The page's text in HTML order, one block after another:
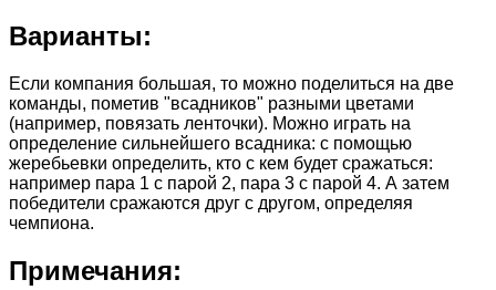
Варианты:
Если компания большая, то можно поделиться на две
команды, пометив "всадников" разными цветами
(например, повязать ленточки). Можно играть на
определение сильнейшего всадника: с помощью
жеребьевки определить, кто с кем будет сражаться:
например пара 1 с парой 2, пара 3 с парой 4. А затем
победители сражаются друг с другом, определяя
чемпиона.
Примечания: